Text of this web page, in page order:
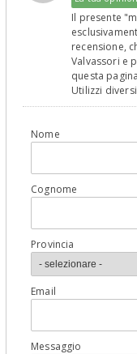
Il presente
recensione,
Valvassori e
questa pagina
Utilizzi
Nome
Cognome
Provincia
Email
Messaggio